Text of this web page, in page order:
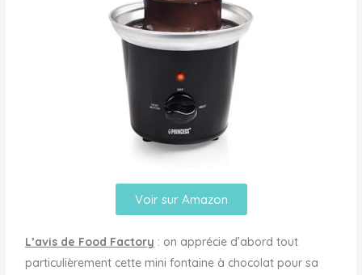
Voir sur Amazon
L’avis de Food Factory : on apprécie d’abord tout
particulièrement cette mini fontaine à chocolat pour sa